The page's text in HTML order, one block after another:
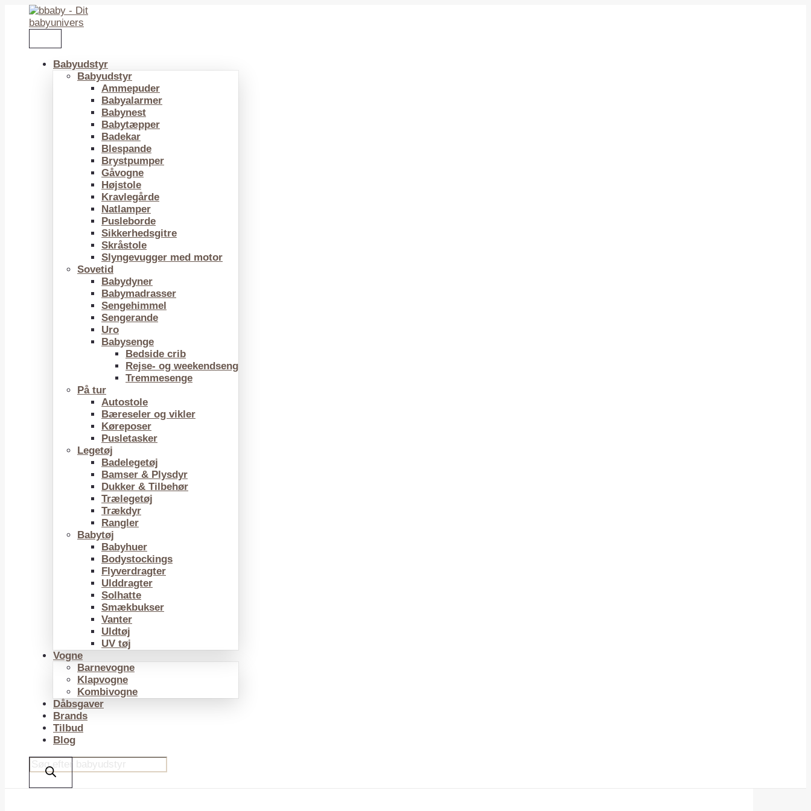
Babyudstyr
Babyudstyr
Ammepuder
Babyalarmer
Babynest
Babytæpper
Badekar
Blespande
Brystpumper
Gåvogne
Højstole
Kravlegårde
Natlamper
Pusleborde
Sikkerhedsgitre
Skråstole
Slyngevugger med motor
Sovetid
Babydyner
Babymadrasser
Sengehimmel
Sengerande
Uro
Babysenge
Bedside crib
Rejse- og weekendseng
Tremmesenge
På tur
Autostole
Bæreseler og vikler
Køreposer
Pusletasker
Legetøj
Badelegetøj
Bamser & Plysdyr
Dukker & Tilbehør
Trælegetøj
Trækdyr
Rangler
Babytøj
Babyhuer
Bodystockings
Flyverdragter
Ulddragter
Solhatte
Smækbukser
Vanter
Uldtøj
UV tøj
Vogne
Barnevogne
Klapvogne
Kombivogne
Dåbsgaver
Brands
Tilbud
Blog
Products
search